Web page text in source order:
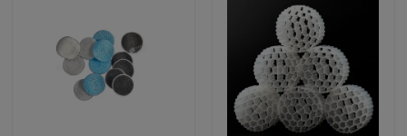
Ongeveer ons
Fabrieksreis